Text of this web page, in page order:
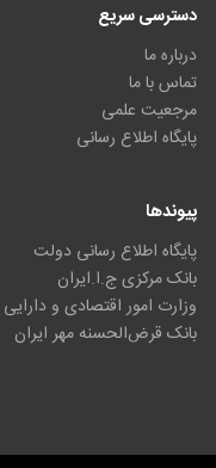
دسترسی سریع
درباره ما
تماس با ما
مرجعیت علمی
پایگاه اطلاع رسانی
پیوندها
پایگاه اطلاع رسانی دولت
بانک مرکزی ج.ا.ایران
وزارت امور اقتصادی و دارایی
بانک قرض‌الحسنه مهر ایران